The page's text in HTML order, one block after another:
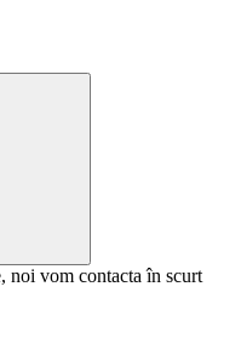
noi vom contacta în scurt